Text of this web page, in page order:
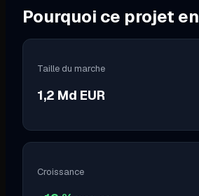
Pourquoi ce projet en
Taille du marche
1,2 Md EUR
Croissance